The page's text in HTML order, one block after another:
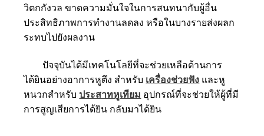
วิตกกังวล ขาดความมั่นใจในการสนทนากับผู้อื่น
ประสิทธิภาพการทำงานลดลง หรือในบางรายส่งผลก
ระทบไปยังผลงาน
ปัจจุบันได้มีเทคโนโลยีที่จะช่วยเหลือด้านการ
ได้ยินอย่างอาการหูตึง สำหรับ เครื่องช่วยฟัง และหู
หนวกสำหรับ ประสาทหูเทียม อุปกรณ์ที่จะช่วยให้ผู้ที่มี
การสูญเสียการได้ยิน กลับมาได้ยิน